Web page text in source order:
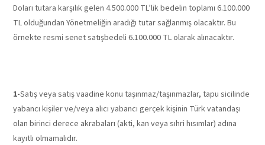
Doları tutara karşılık gelen 4.500.000 TL’lik bedelin toplamı 6.100.000
TL olduğundan Yönetmeliğin aradığı tutar sağlanmış olacaktır. Bu
örnekte resmi senet satışbedeli 6.100.000 TL olarak alınacaktır.
1-Satış veya satış vaadine konu taşınmaz/taşınmazlar, tapu sicilinde
yabancı kişiler ve/veya alıcı yabancı gerçek kişinin Türk vatandaşı
olan birinci derece akrabaları (akti, kan veya sıhri hısımlar) adına
kayıtlı olmamalıdır.